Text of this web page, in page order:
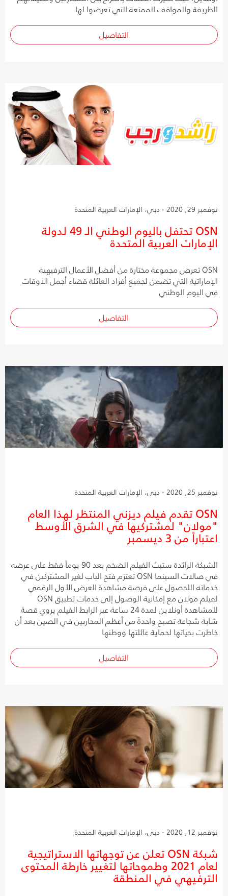
الظريفة والمواقف الممتعة التي تعرضوا لها.
التفاصيل
نوفمبر 29, 2020 - دبي، الإمارات العربية المتحدة
OSN تحتفل باليوم الوطني الـ 49 لدولة
الإمارات العربية المتحدة
OSN تعرض مجموعة مختارة من أفضل الأعمال الترفيهية
الإماراتية التي تضمن لجميع أفراد العائلة قضاء أجمل الأوقات
في اليوم الوطني
التفاصيل
نوفمبر 25, 2020 - دبي، الإمارات العربية المتحدة
OSN تقدم فيلم ديزني المنتظر لهذا العام
"مولان" لمشتركيها في الشرق الأوسط
اعتباراً من 3 ديسمبر
الشبكة الرائدة ستبث الفيلم الضخم بعد 90 يوماً فقط على عرضه
في صالات السينما OSN تعتزم فتح الباب لغير المشتركين في
خدماته اللحصول على فرصة مشاهدة العرض الأول الرقمي
لفيلم مولان مع إمكانية الوصول إلى خدمات تطبيق OSN
للمشاهدة أونلاين لمدة 24 ساعة عبر الرابط الفيلم يروي قصة
شابة شجاعة تصبح واحدةً من أعظم المحاربين في الصين بعد أن
خاطرت بحياتها لحماية عائلتها ووطنها
التفاصيل
نوفمبر 12, 2020 - دبي، الإمارات العربية المتحدة
شبكة OSN تعلن عن توجهاتها الاستراتيجية
لعام 2021 وطموحاتها لتغيير خارطة المحتوى
الترفيهي في المنطقة